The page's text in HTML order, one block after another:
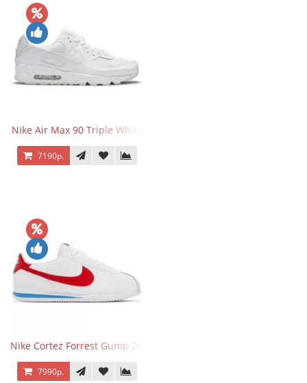
Nike Air Max 90 Triple White
7190р.
Nike Cortez Forrest Gump 2024
7990р.